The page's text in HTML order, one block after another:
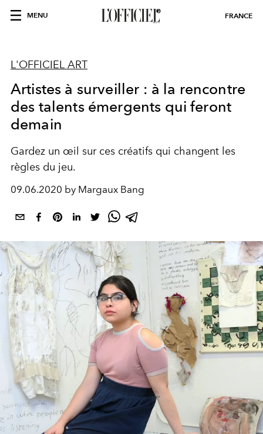
MENU FRANCE
L'OFFICIEL ART
Artistes à surveiller : à la rencontre
des talents émergents qui feront
demain
Gardez un œil sur ces créatifs qui changent les
règles du jeu.
09.06.2020 by Margaux Bang